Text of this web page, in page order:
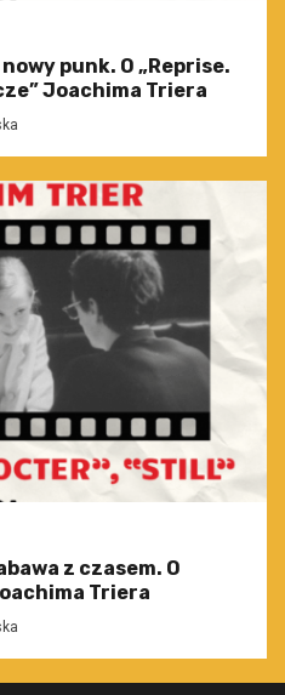
punk. O „Reprise.
Joachima Triera
z czasem. O
Triera